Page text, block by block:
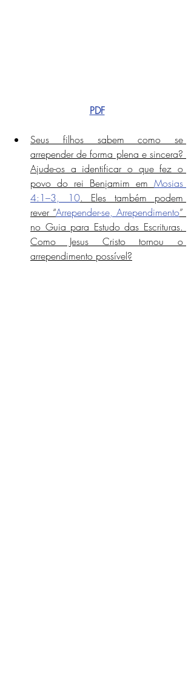
PDF
Seus filhos sabem como se
arrepender de forma plena e sincera?
Ajude-os a identificar o que fez o
povo do rei Benjamim em Mosias
4:1–3, 10. Eles também podem
rever “Arrepender-se, Arrependimento”
no Guia para Estudo das Escrituras.
Como Jesus Cristo tornou o
arrependimento possível?